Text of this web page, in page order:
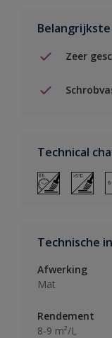
Zeer
Technical
Technische
Afwerking
Mat
Rendement
8-9 m²/L